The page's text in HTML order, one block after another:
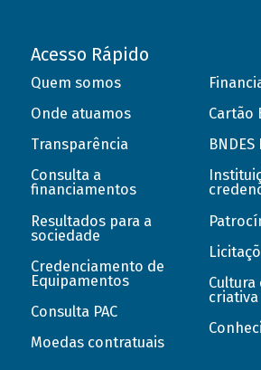
Acesso Rápido
Quem somos
Onde atuamos
Transparência
Consulta a
financiamentos
Resultados para a
sociedade
Credenciamento de
Equipamentos
Consulta PAC
Moedas contratuais
Cartão
criativa